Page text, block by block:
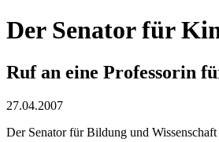
Der Senator für
Ruf an eine Professorin
27.04.2007
Der Senator für Bildung und